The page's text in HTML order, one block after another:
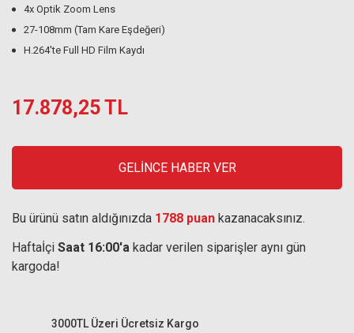
4x Optik Zoom Lens
27-108mm (Tam Kare Eşdeğeri)
H.264'te Full HD Film Kaydı
17.878,25 TL
GELİNCE HABER VER
Bu ürünü satın aldığınızda 1788 puan kazanacaksınız.
Haftaİçi Saat 16:00'a kadar verilen siparişler aynı gün
kargoda!
3000TL Üzeri Ücretsiz Kargo